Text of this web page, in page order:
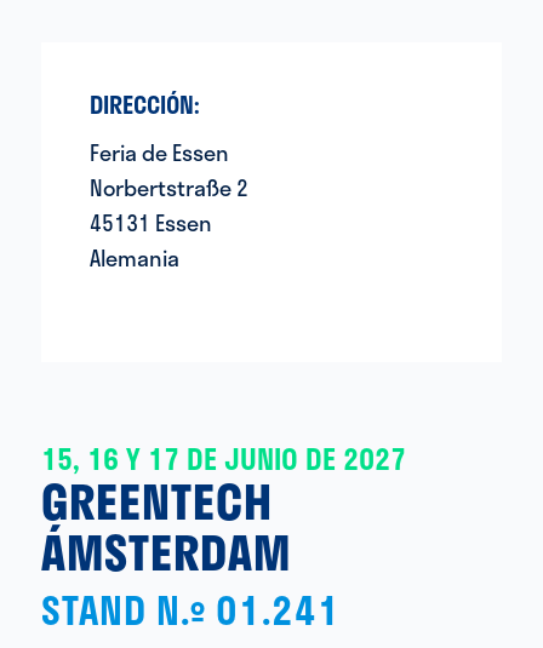
DIRECCIÓN:
Feria de Essen
Norbertstraße 2
45131 Essen
Alemania
15, 16 Y 17 DE JUNIO DE 2027
GREENTECH
ÁMSTERDAM
STAND N.º 01.241